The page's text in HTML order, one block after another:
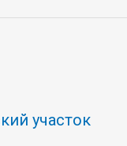
участок